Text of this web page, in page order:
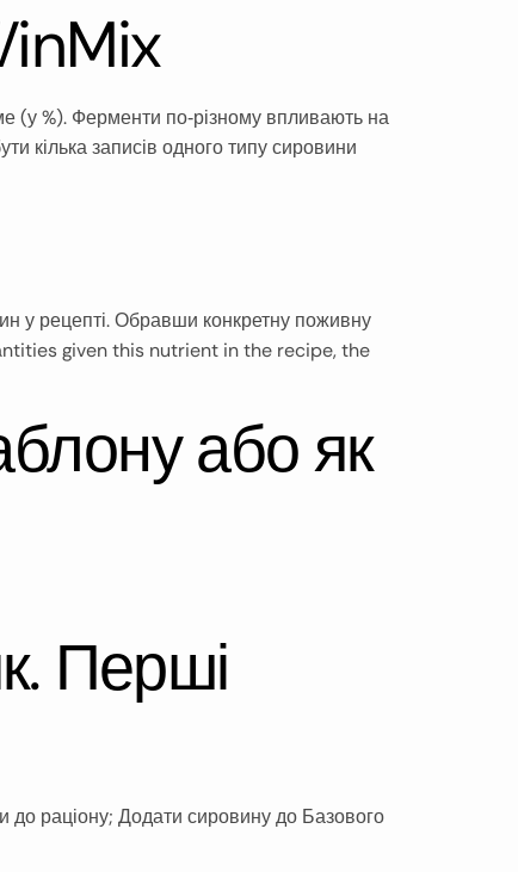
(у %). Ферменти по‑різному впливають на
кілька записів одного типу сировини
у рецепті. Обравши конкретну поживну
given this nutrient in the recipe, the
або як
Перші
до раціону; Додати сировину до Базового